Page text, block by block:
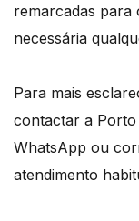
remarcadas
necessária
Para mais
contactar a
WhatsApp ou
atendimento